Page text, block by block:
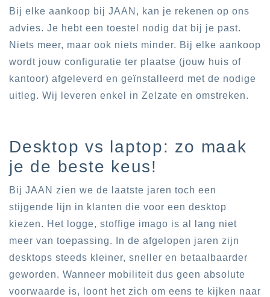
Bij elke aankoop bij JAAN, kan je rekenen op ons
advies. Je hebt een toestel nodig dat bij je past.
Niets meer, maar ook niets minder. Bij elke aankoop
wordt jouw configuratie ter plaatse (jouw huis of
kantoor) afgeleverd en geïnstalleerd met de nodige
uitleg. Wij leveren enkel in Zelzate en omstreken.
Desktop vs laptop: zo maak
je de beste keus!
Bij JAAN zien we de laatste jaren toch een
stijgende lijn in klanten die voor een desktop
kiezen. Het logge, stoffige imago is al lang niet
meer van toepassing. In de afgelopen jaren zijn
desktops steeds kleiner, sneller en betaalbaarder
geworden. Wanneer mobiliteit dus geen absolute
voorwaarde is, loont het zich om eens te kijken naar